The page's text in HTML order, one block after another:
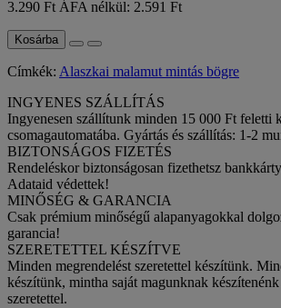
3.290 FtÁFA nélkül: 2.591 Ft
Kosárba
Címkék: Alaszkai malamut mintás bögre
INGYENES SZÁLLÍTÁS
Ingyenesen szállítunk minden 15 000 Ft feletti
csomagautomatába. Gyártás és szállítás: 1-2
BIZTONSÁGOS FIZETÉS
Rendeléskor biztonságosan fizethetsz
Adataid védettek!
MINŐSÉG & GARANCIA
Csak prémium minőségű alapanyagokkal
garancia!
SZERETETTEL KÉSZÍTVE
Minden megrendelést szeretettel készítünk.
készítünk, mintha saját magunknak
szeretettel.